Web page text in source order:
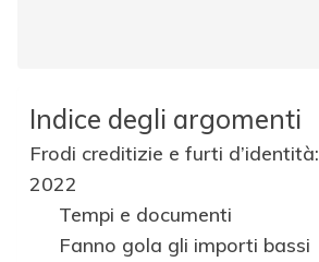
Indice degli argomenti
Frodi creditizie e furti
2022
Tempi e documenti
Fanno gola gli importi bassi